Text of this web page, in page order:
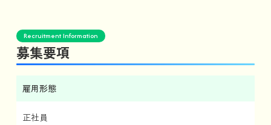
Recruitment Information
募集要項
雇用形態
正社員